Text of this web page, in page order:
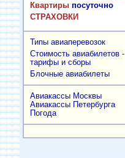
Квартиры посуточно
СТРАХОВКИ
Типы авиаперевозок
Стоимость авиабилетов -
тарифы и сборы
Блочные авиабилеты
Авиакассы Москвы
Авиакассы Петербурга
Погода